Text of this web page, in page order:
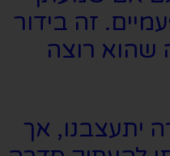
זה בידור
שהוא רוצה
יתעצבנו, אך